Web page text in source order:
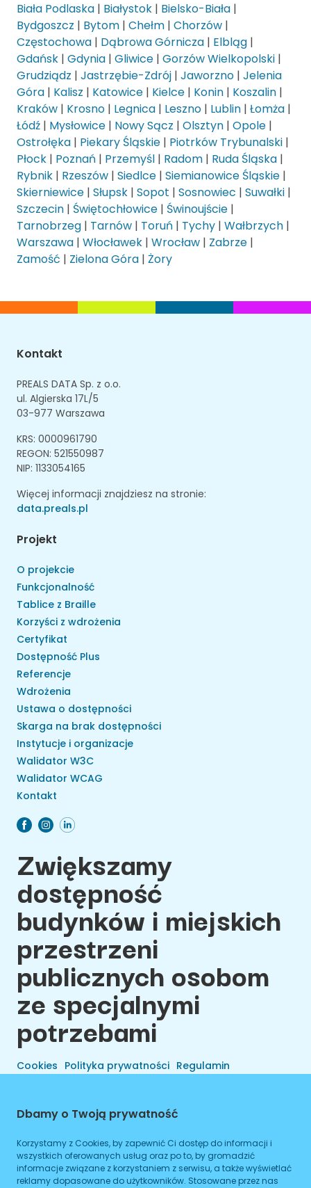
Biała Podlaska | Białystok | Bielsko-Biała |
Bydgoszcz | Bytom | Chełm | Chorzów |
Częstochowa | Dąbrowa Górnicza | Elbląg |
Gdańsk | Gdynia | Gliwice | Gorzów Wielkopolski |
Grudziądz | Jastrzębie-Zdrój | Jaworzno | Jelenia
Góra | Kalisz | Katowice | Kielce | Konin | Koszalin |
Kraków | Krosno | Legnica | Leszno | Lublin | Łomża |
Łódź | Mysłowice | Nowy Sącz | Olsztyn | Opole |
Ostrołęka | Piekary Śląskie | Piotrków Trybunalski |
Płock | Poznań | Przemyśl | Radom | Ruda Śląska |
Rybnik | Rzeszów | Siedlce | Siemianowice Śląskie |
Skierniewice | Słupsk | Sopot | Sosnowiec | Suwałki |
Szczecin | Świętochłowice | Świnoujście |
Tarnobrzeg | Tarnów | Toruń | Tychy | Wałbrzych |
Warszawa | Włocławek | Wrocław | Zabrze |
Zamość | Zielona Góra | Żory
Kontakt
PREALS DATA Sp. z o.o.
ul. Algierska 17L/5
03-977 Warszawa
KRS: 0000961790
REGON: 521550987
NIP: 1133054165
Więcej informacji znajdziesz na stronie:
data.preals.pl
Projekt
O projekcie
Funkcjonalność
Tablice z Braille
Korzyści z wdrożenia
Certyfikat
Dostępność Plus
Referencje
Wdrożenia
Ustawa o dostępności
Skarga na brak dostępności
Instytucje i organizacje
Walidator W3C
Walidator WCAG
Kontakt
Zwiększamy
dostępność
budynków i miejskich
przestrzeni
publicznych osobom
ze specjalnymi
potrzebami
Cookies Polityka prywatności Regulamin
Dbamy o Twoją prywatność
Korzystamy z Cookies, by zapewnić Ci dostęp do informacji i
wszystkich oferowanych usług oraz po to, by gromadzić
informacje związane z korzystaniem z serwisu, a także wyświetlać
reklamy dopasowane do użytkowników. Stosowane przez nas